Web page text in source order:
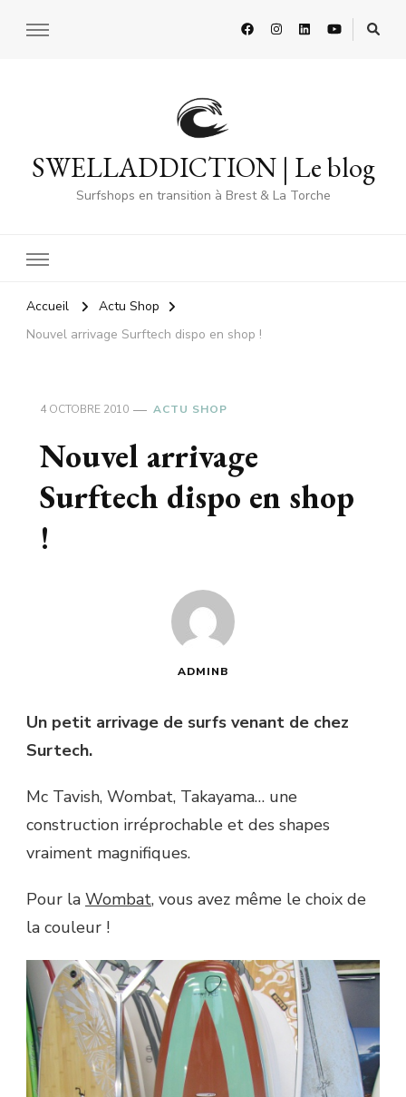
SWELLADDICTION | Le blog
Surfshops en transition à Brest & La Torche
Accueil
Actu Shop
Nouvel arrivage Surftech dispo en shop !
4 OCTOBRE 2010 ACTU SHOP
Nouvel arrivage
Surftech dispo en shop
!
ADMINB
Un petit arrivage de surfs venant de chez
Surtech.
Mc Tavish, Wombat, Takayama… une
construction irréprochable et des shapes
vraiment magnifiques.
Pour la Wombat, vous avez même le choix de
la couleur !